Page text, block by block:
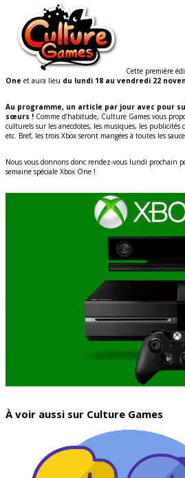
Cette première
One et aura lieu du lundi 18 au vendredi 22
Au programme, un article par jour avec pour
sœurs ! Comme d’habitude, Culture Games vous
culturels sur les anecdotes, les musiques, les publicités
etc. Bref, les trois Xbox seront mangées à toutes les
Nous vous donnons donc rendez-vous lundi prochain
semaine spéciale Xbox One !
À voir aussi sur Culture Games